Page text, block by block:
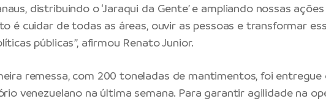
distribuindo o ‘Jaraqui da Gente’ e ampliando nossas
é cuidar de todas as áreas, ouvir as pessoas e transformar
públicas”, afirmou Renato Junior.
remessa, com 200 toneladas de mantimentos, foi
venezuelano na última semana. Para garantir agilidade na